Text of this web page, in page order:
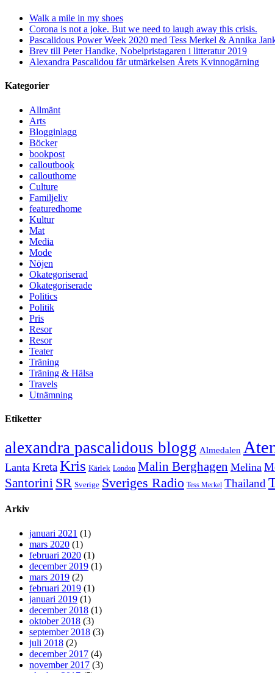
Walk a mile in my shoes
Corona is not a joke. But we need to laugh away this crisis.
Pascalidous Power Week 2020 med Tess Merkel & Annika
Brev till Peter Handke, Nobelpristagaren i litteratur 2019
Alexandra Pascalidou får utmärkelsen Årets Kvinnogärning
Kategorier
Allmänt
Arts
Blogginlagg
Böcker
bookpost
calloutbook
callouthome
Culture
Familjeliv
featuredhome
Kultur
Mat
Media
Mode
Nöjen
Okategoriserad
Okategoriserade
Politics
Politik
Pris
Resor
Resor
Teater
Träning
Träning & Hälsa
Travels
Utnämning
Etiketter
alexandra pascalidous blogg Almedalen
Lanta KretaKris Kärlek London Malin Berghagen Melina
Santorini SR Sverige Sveriges Radio Tess Merkel Thailand
Arkiv
januari 2021 (1)
mars 2020 (1)
februari 2020 (1)
december 2019 (1)
mars 2019 (2)
februari 2019 (1)
januari 2019 (1)
december 2018 (1)
oktober 2018 (3)
september 2018 (3)
juli 2018 (2)
december 2017 (4)
november 2017 (3)